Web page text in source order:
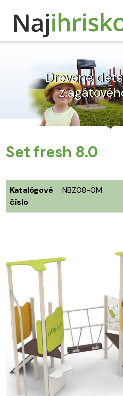
Drevené
z
Set fresh 8.0
Katalógové
číslo
NBZ08-0M